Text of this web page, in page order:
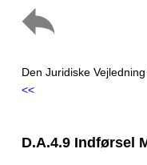
Den Juridiske
<<
D.A.4.9 Indførsel